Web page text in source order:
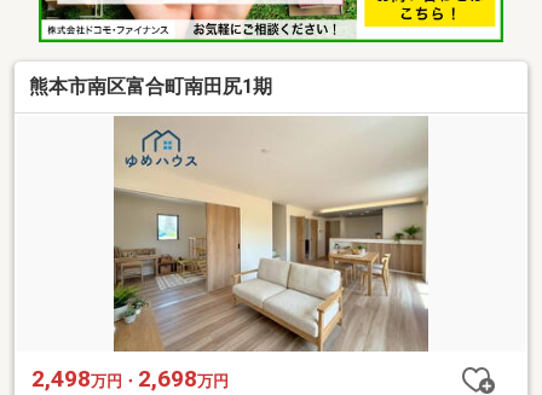
熊本市南区富合町南田尻1期
2,498万円・ 2,698万円